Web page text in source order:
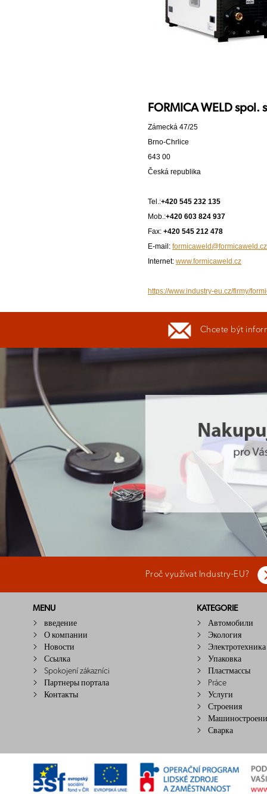
FORMICA WELD spol.
Zámecká 47/25
Brno-Chrlice
643 00
Česká republika
Tel.:+420 545 232 135
Mob.:+420 603 824 937
Fax: +420 545 212 478
E-mail: formicaweld@formicaweld.cz
Internet: www.formicaweld.cz
https://www.industry-eu.cz/firmy/
Chcete být
Proč využívat Industry-EU?
MENU
введение
О компании
Новости
Ссылка
Spokojení zákazníci
Партнеры портала
Контакты
KATEGORIE
Автомобили
Экология
Электротехника
Упаковка
Пластмассы
Práce
Услуги
Строения
Сварка